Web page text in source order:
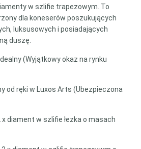
w szlifie trapezowym. To
dla koneserów poszukujących
luksusowych i posiadających
duszę.
(Wyjątkowy okaz na rynku
od ręki w Luxos Arts (Ubezpieczona
diament w szlifie łezka o masach